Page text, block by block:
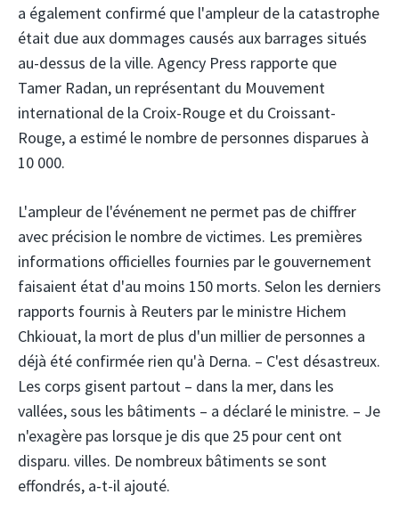
a également confirmé que l'ampleur de la catastrophe
était due aux dommages causés aux barrages situés
au-dessus de la ville. Agency Press rapporte que
Tamer Radan, un représentant du Mouvement
international de la Croix-Rouge et du Croissant-
Rouge, a estimé le nombre de personnes disparues à
10 000.
L'ampleur de l'événement ne permet pas de chiffrer
avec précision le nombre de victimes. Les premières
informations officielles fournies par le gouvernement
faisaient état d'au moins 150 morts. Selon les derniers
rapports fournis à Reuters par le ministre Hichem
Chkiouat, la mort de plus d'un millier de personnes a
déjà été confirmée rien qu'à Derna. – C'est désastreux.
Les corps gisent partout – dans la mer, dans les
vallées, sous les bâtiments – a déclaré le ministre. – Je
n'exagère pas lorsque je dis que 25 pour cent ont
disparu. villes. De nombreux bâtiments se sont
effondrés, a-t-il ajouté.